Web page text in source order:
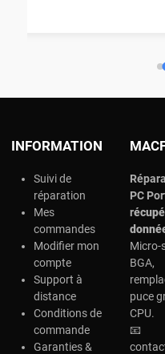
INFORMATION
Suivi de
réparation
Mes
commandes
Modifier mon
compte
Support à
distance
Conditions de
commande
Garanties &
PC
r
Micro-
BGA,
puce
CPU.
📧